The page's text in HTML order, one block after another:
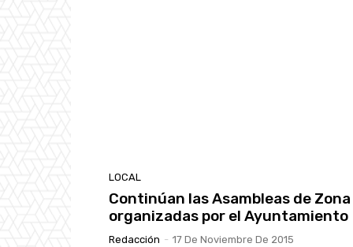
LOCAL
Continúan las Asambleas de Zona
organizadas por el Ayuntamiento
Redacción - 17 De Noviembre De 2015